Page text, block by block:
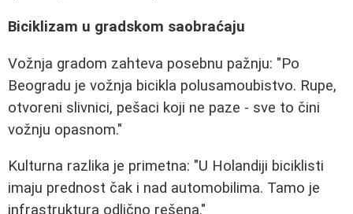
Biciklizam u gradskom saobraćaju
Vožnja gradom zahteva posebnu pažnju: "Po
Beogradu je vožnja bicikla polusamoubistvo. Rupe,
otvoreni slivnici, pešaci koji ne paze - sve to čini
vožnju opasnom."
Kulturna razlika je primetna: "U Holandiji biciklisti
imaju prednost čak i nad automobilima. Tamo je
infrastruktura odlično rešena."